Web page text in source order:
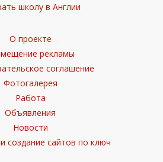
школу в Англии
О проекте
рекламы
соглашение
Фотогалерея
Работа
Объявления
Новости
создание сайтов по ключ